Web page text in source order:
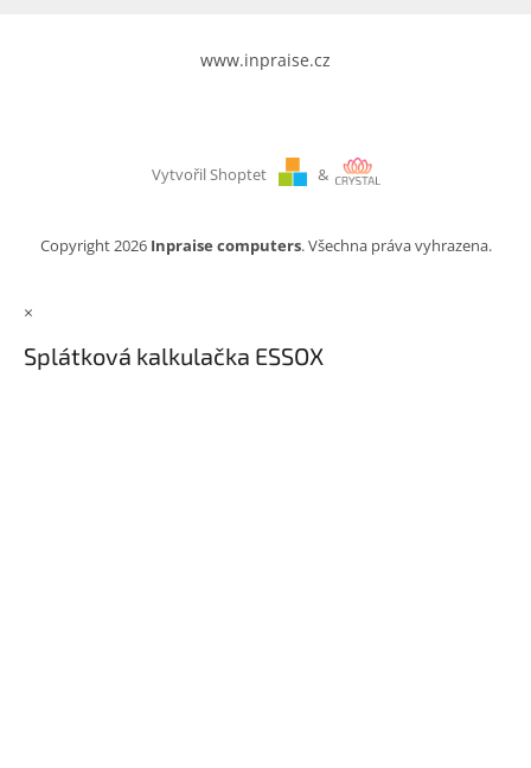
www.inpraise.cz
Vytvořil Shoptet &
Copyright 2026 Inpraise computers. Všechna práva vyhrazena.
×
Splátková kalkulačka ESSOX